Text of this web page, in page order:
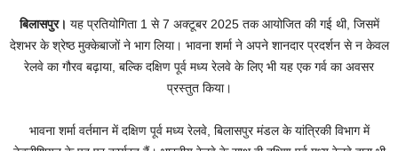
बिलासपुर। यह प्रतियोगिता 1 से 7 अक्टूबर 2025 तक आयोजित की गई थी, जिसमें
देशभर के श्रेष्ठ मुक्केबाजों ने भाग लिया। भावना शर्मा ने अपने शानदार प्रदर्शन से न केवल
रेलवे का गौरव बढ़ाया, बल्कि दक्षिण पूर्व मध्य रेलवे के लिए भी यह एक गर्व का अवसर
प्रस्तुत किया।
भावना शर्मा वर्तमान में दक्षिण पूर्व मध्य रेलवे, बिलासपुर मंडल के यांत्रिकी विभाग में